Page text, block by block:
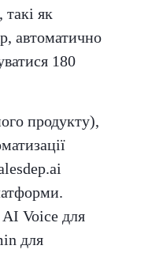
як
автоматично
180
продукту),
Voice для
для